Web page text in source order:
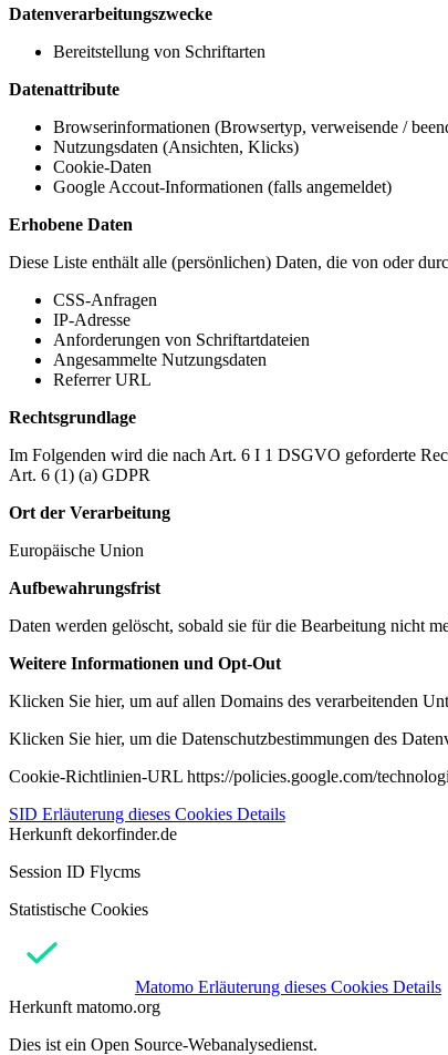
Datenverarbeitungszwecke
Bereitstellung von Schriftarten
Datenattribute
Browserinformationen (Browsertyp, verweisende /
Nutzungsdaten (Ansichten, Klicks)
Cookie-Daten
Google Accout-Informationen (falls angemeldet)
Erhobene Daten
Diese Liste enthält alle (persönlichen) Daten, die von oder
CSS-Anfragen
IP-Adresse
Anforderungen von Schriftartdateien
Angesammelte Nutzungsdaten
Referrer URL
Rechtsgrundlage
Im Folgenden wird die nach Art. 6 I 1 DSGVO geforderte
Art. 6 (1) (a) GDPR
Ort der Verarbeitung
Europäische Union
Aufbewahrungsfrist
Daten werden gelöscht, sobald sie für die Bearbeitung nicht
Weitere Informationen und Opt-Out
Klicken Sie hier, um auf allen Domains des verarbeitenden
Klicken Sie hier, um die Datenschutzbestimmungen des
Cookie-Richtlinien-URL https://policies.google.com/
SID Erläuterung dieses Cookies Details
Herkunft dekorfinder.de
Session ID Flycms
Statistische Cookies
Matomo Erläuterung dieses Cookies Details
Herkunft matomo.org
Dies ist ein Open Source-Webanalysedienst.